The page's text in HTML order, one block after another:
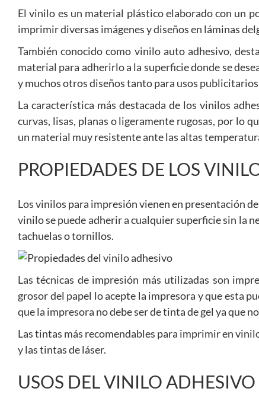
El vinilo es un material plástico elaborado con un
imprimir diversas imágenes y diseños en láminas
También conocido como vinilo auto adhesivo,
material para adherirlo a la superficie donde se
y muchos otros diseños tanto para usos
La característica más destacada de los vinilos
curvas, lisas, planas o ligeramente rugosas, por lo
un material muy resistente ante las altas
PROPIEDADES DE LOS
Los vinilos para impresión vienen en presentación
vinilo se puede adherir a cualquier superficie sin la
tachuelas o tornillos.
Las técnicas de impresión más utilizadas son
grosor del papel lo acepte la impresora y que esta
que la impresora no debe ser de tinta de gel ya que
Las tintas más recomendables para imprimir en
y las tintas de láser.
USOS DEL VINILO ADHESIVO